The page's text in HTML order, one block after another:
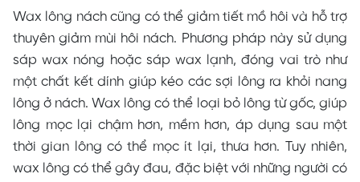
Wax lông nách cũng có thể giảm tiết mồ hôi và hỗ trợ
thuyên giảm mùi hôi nách. Phương pháp này sử dụng
sáp wax nóng hoặc sáp wax lạnh, đóng vai trò như
một chất kết dính giúp kéo các sợi lông ra khỏi nang
lông ở nách. Wax lông có thể loại bỏ lông từ gốc, giúp
lông mọc lại chậm hơn, mềm hơn, áp dụng sau một
thời gian lông có thể mọc ít lại, thưa hơn. Tuy nhiên,
wax lông có thể gây đau, đặc biệt với những người có